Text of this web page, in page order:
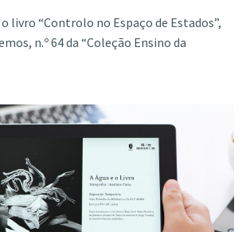
livro “Controlo no Espaço de Estados”,
n.º 64 da “Coleção Ensino da